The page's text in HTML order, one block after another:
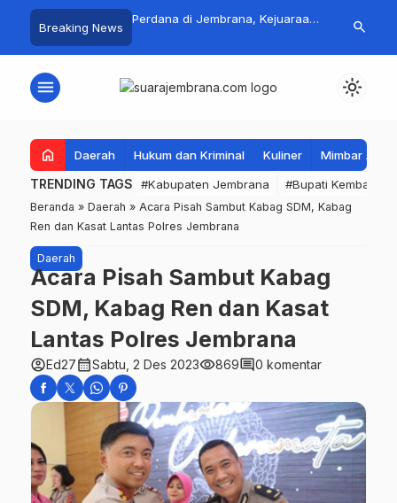
Breaking News
Ribuan Crosser
Kota Negara ke-
Perdana di Jembrana, Kejuaraan
Pasar
Tembus
search
menu light_mode
home Daerah Hukum dan Kriminal Kuliner Mimbar
TRENDING TAGS #Kabupaten Jembrana #Bupati Kembang
Beranda » Daerah » Acara Pisah Sambut Kabag SDM, Kabag
Ren dan Kasat Lantas Polres Jembrana
Daerah
Acara Pisah Sambut Kabag
SDM, Kabag Ren dan Kasat
Lantas Polres Jembrana
account_circleEd27calendar_monthSabtu, 2 Des 2023visibility869comment0 komentar